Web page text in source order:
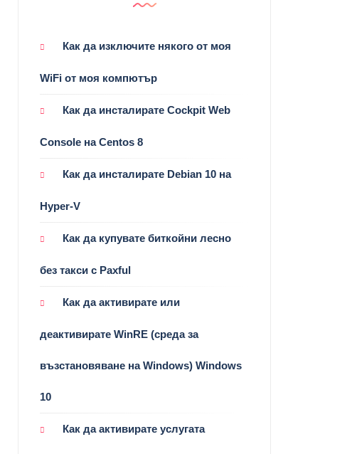
Как да изключите някого от моя
WiFi от моя компютър
Как да инсталирате Cockpit Web
Console на Centos 8
Как да инсталирате Debian 10 на
Hyper-V
Как да купувате биткойни лесно
без такси с Paxful
Как да активирате или
деактивирате WinRE (среда за
възстановяване на Windows) Windows
10
Как да активирате услугата